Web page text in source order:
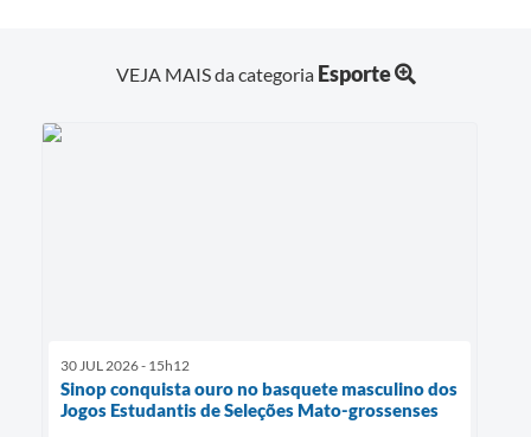
VEJA MAIS da categoria Esporte
30 JUL 2026 - 15h12
Sinop conquista ouro no basquete masculino dos
Jogos Estudantis de Seleções Mato-grossenses